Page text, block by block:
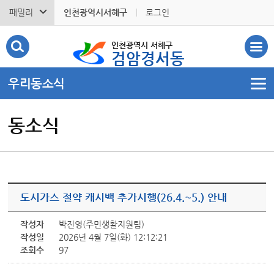
패밀리 인천광역시서해구 로그인
인천광역시 서해구
검암경서동
우리동소식
동소식
도시가스 절약 캐시백 추가시행(26.4.~5.) 안내
작성자
박진영(주민생활지원팀)
작성일
2026년 4월 7일(화) 12:12:21
조회수
97